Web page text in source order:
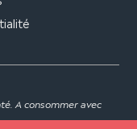
A consommer avec